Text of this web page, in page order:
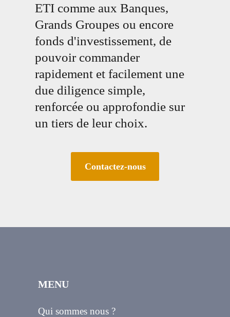
ETI comme aux Banques,
Grands Groupes ou encore
fonds d'investissement, de
pouvoir commander
rapidement et facilement une
due diligence simple,
renforcée ou approfondie sur
un tiers de leur choix.
Contactez-nous
MENU
Qui sommes nous ?